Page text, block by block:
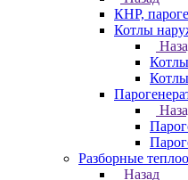
КНР,
Котлы
Разборные
Назад